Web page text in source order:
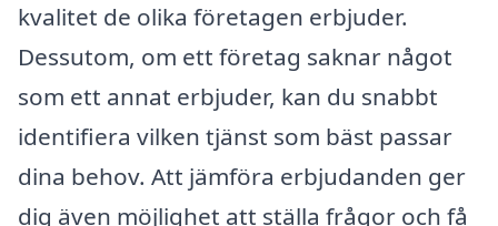
kvalitet de olika företagen erbjuder.
Dessutom, om ett företag saknar något
som ett annat erbjuder, kan du snabbt
identifiera vilken tjänst som bäst passar
dina behov. Att jämföra erbjudanden ger
dig även möjlighet att ställa frågor och få